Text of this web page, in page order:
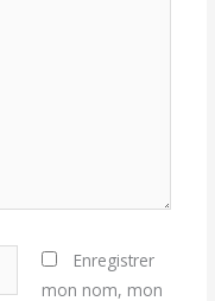
Enregistrer
mon nom, mon